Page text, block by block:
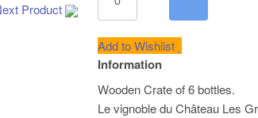
Product
Add to Wishlist
Information
Wooden Crate of 6 bottles.
Le vignoble du Château Les